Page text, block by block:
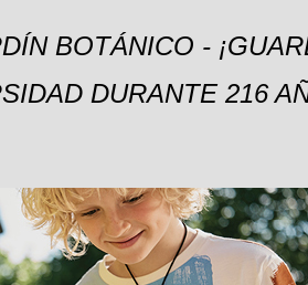
BOTÁNICO -
DURANTE 216